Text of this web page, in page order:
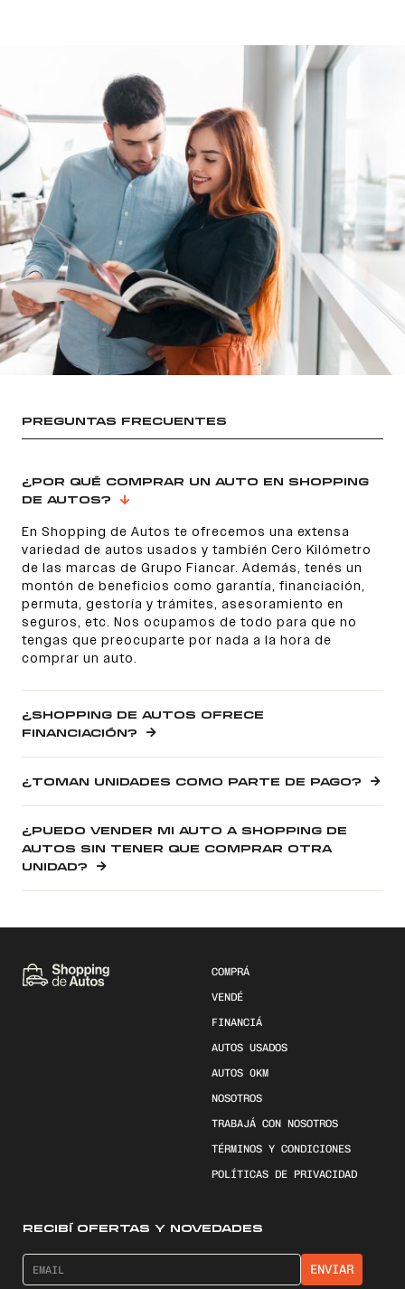
PREGUNTAS FRECUENTES
¿POR QUÉ COMPRAR UN AUTO EN SHOPPING
DE AUTOS?
En Shopping de Autos te ofrecemos una extensa
variedad de autos usados y también Cero Kilómetro
de las marcas de Grupo Fiancar. Además, tenés un
montón de beneficios como garantía, financiación,
permuta, gestoría y trámites, asesoramiento en
seguros, etc. Nos ocupamos de todo para que no
tengas que preocuparte por nada a la hora de
comprar un auto.
¿SHOPPING DE AUTOS OFRECE
FINANCIACIÓN?
¿TOMAN UNIDADES COMO PARTE DE PAGO?
¿PUEDO VENDER MI AUTO A SHOPPING DE
AUTOS SIN TENER QUE COMPRAR OTRA
UNIDAD?
COMPRÁ
VENDÉ
FINANCIÁ
AUTOS USADOS
AUTOS 0KM
NOSOTROS
TRABAJÁ CON NOSOTROS
TÉRMINOS Y CONDICIONES
POLÍTICAS DE PRIVACIDAD
RECIBÍ OFERTAS Y NOVEDADES